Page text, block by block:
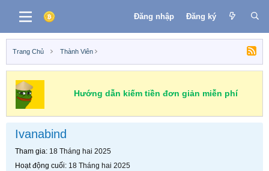
Đăng nhập Đăng ký
Trang Chủ Thành Viên
Hướng dẫn kiếm tiền đơn giản miễn phí
Ivanabind
Tham gia 18 Tháng hai 2025
Hoạt động cuối 18 Tháng hai 2025